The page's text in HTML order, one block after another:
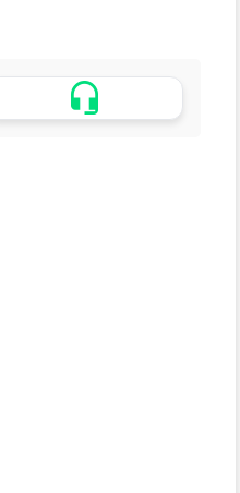
Asistencia de venta por
WhatsApp